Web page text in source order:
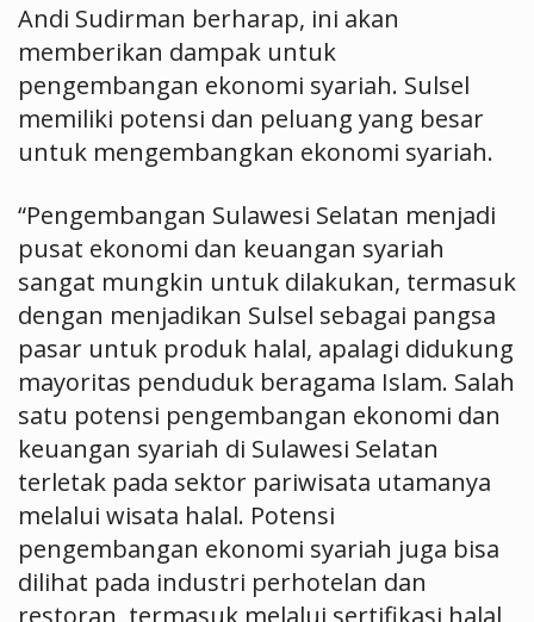
Andi Sudirman berharap, ini akan
memberikan dampak untuk
pengembangan ekonomi syariah. Sulsel
memiliki potensi dan peluang yang besar
untuk mengembangkan ekonomi syariah.
“Pengembangan Sulawesi Selatan menjadi
pusat ekonomi dan keuangan syariah
sangat mungkin untuk dilakukan, termasuk
dengan menjadikan Sulsel sebagai pangsa
pasar untuk produk halal, apalagi didukung
mayoritas penduduk beragama Islam. Salah
satu potensi pengembangan ekonomi dan
keuangan syariah di Sulawesi Selatan
terletak pada sektor pariwisata utamanya
melalui wisata halal. Potensi
pengembangan ekonomi syariah juga bisa
dilihat pada industri perhotelan dan
restoran, termasuk melalui sertifikasi halal